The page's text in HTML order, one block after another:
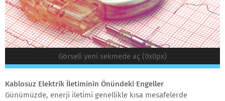
Görseli yeni sekmede aç (0x0px)
Kablosuz Elektrik İletiminin Önündeki Engeller
Günümüzde, enerji iletimi genellikle kısa mesafelerde